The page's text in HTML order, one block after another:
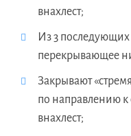
внахлест;
Из 3
перекрывающее
Закрывают
по направлению к
внахлест;